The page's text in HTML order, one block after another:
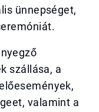
ünnepséget,
szállása, a
valamint a